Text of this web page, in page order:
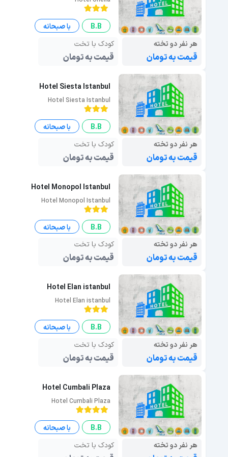
B.B
با صبحانه
هر نفر دو تخته
قیمت به تومان
کودک با تخت
قیمت به تومان
Hotel Siesta Istanbul
Hotel Siesta Istanbul
B.B
با صبحانه
هر نفر دو تخته
قیمت به تومان
کودک با تخت
قیمت به تومان
Hotel Monopol Istanbul
Hotel Monopol Istanbul
B.B
با صبحانه
هر نفر دو تخته
قیمت به تومان
کودک با تخت
قیمت به تومان
Hotel Elan istanbul
Hotel Elan istanbul
B.B
با صبحانه
هر نفر دو تخته
قیمت به تومان
کودک با تخت
قیمت به تومان
Hotel Cumbali Plaza
Hotel Cumbali Plaza
B.B
با صبحانه
هر نفر دو تخته
کودک با تخت